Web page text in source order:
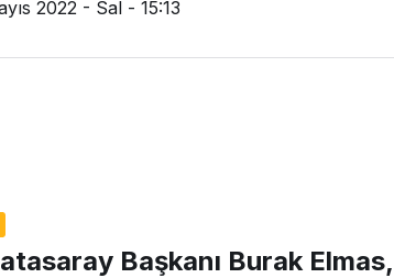
2022 - Sal - 15:13
Başkanı Burak Elmas,